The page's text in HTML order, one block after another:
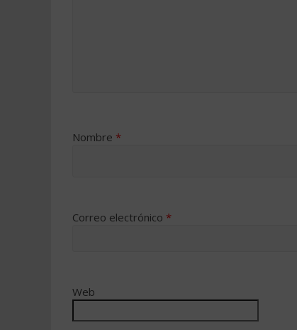
Nombre *
Correo electrónico *
Web